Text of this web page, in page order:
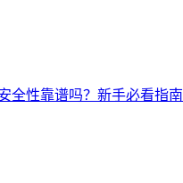
全性靠谱吗？新手必看指南